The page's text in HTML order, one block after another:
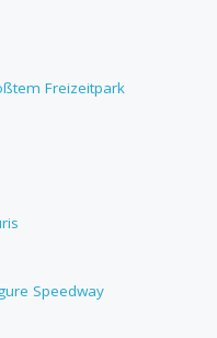
Freizeitpark
Speedway